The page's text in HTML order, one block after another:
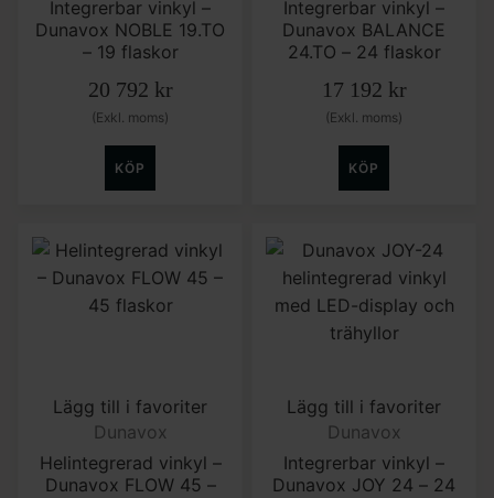
Integrerbar vinkyl –
Dunavox NOBLE 19.TO
– 19 flaskor
20 792 kr
(Exkl. moms)
KÖP
Integrerbar vinkyl –
Dunavox BALANCE
24.TO – 24 flaskor
17 192 kr
(Exkl. moms)
KÖP
Lägg till i favoriter
Dunavox
Helintegrerad vinkyl –
Dunavox FLOW 45 –
Lägg till i favoriter
Dunavox
Integrerbar vinkyl –
Dunavox JOY 24 – 24